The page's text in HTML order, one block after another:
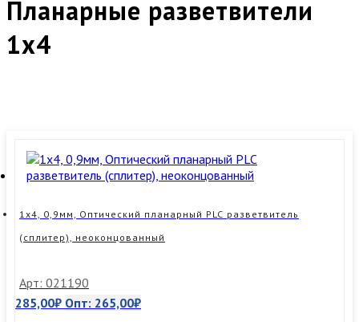
Планарные разветвители
1x4
1х4, 0,9мм, Оптический планарный PLC разветвитель
(сплитер), неоконцованный
Арт: 021190
285,00₽ Опт: 265,00₽